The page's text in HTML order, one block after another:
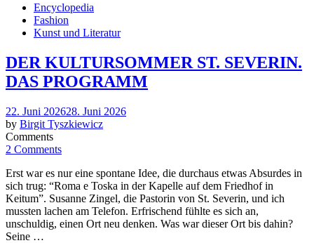
Encyclopedia
Fashion
Kunst und Literatur
DER KULTURSOMMER ST. SEVERIN.
DAS PROGRAMM
Posted
on
22. Juni 202628. Juni 2026
by Birgit Tyszkiewicz
Comments
2 Comments
Erst war es nur eine spontane Idee, die durchaus etwas Absurdes in
sich trug: “Roma e Toska in der Kapelle auf dem Friedhof in
Keitum”. Susanne Zingel, die Pastorin von St. Severin, und ich
mussten lachen am Telefon. Erfrischend fühlte es sich an,
unschuldig, einen Ort neu denken. Was war dieser Ort bis dahin?
Seine …